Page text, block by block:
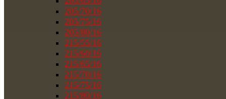
205/70/16
205/75/16
205/80/16
215/55/16
215/60/16
215/65/16
215/70/16
215/75/16
215/80/16